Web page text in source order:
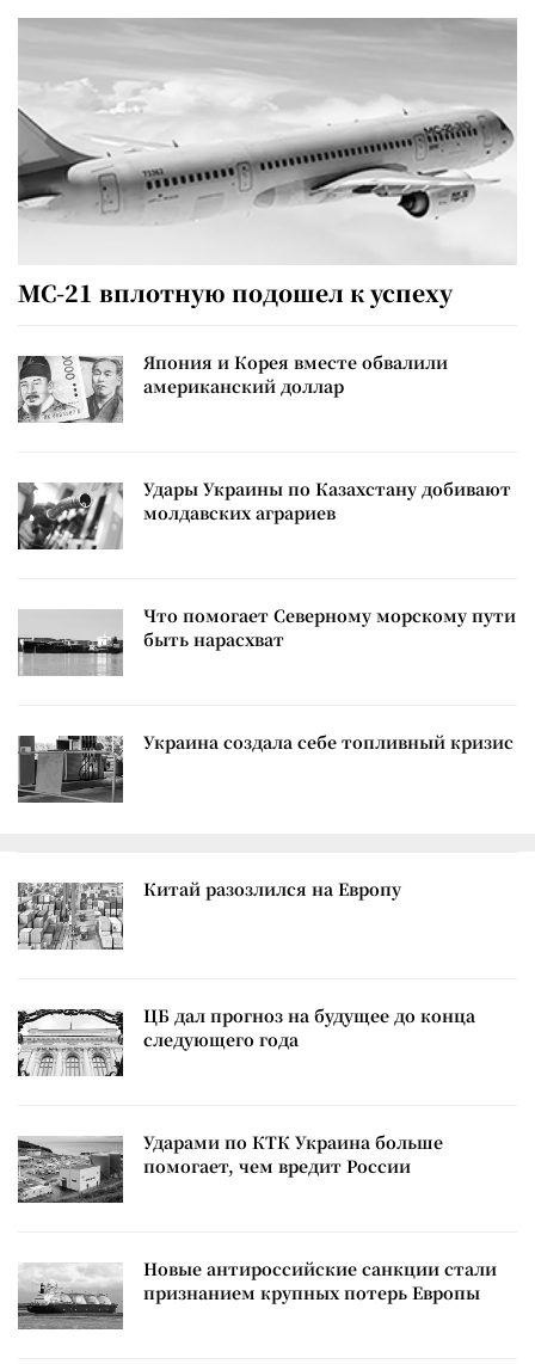
МС-21 вплотную подошел к успеху
Япония и Корея вместе обвалили
американский доллар
Удары Украины по Казахстану добивают
молдавских аграриев
Что помогает Северному морскому пути
быть нарасхват
Украина создала себе топливный кризис
Китай разозлился на Европу
ЦБ дал прогноз на будущее до конца
следующего года
Ударами по КТК Украина больше
помогает, чем вредит России
Новые антироссийские санкции стали
признанием крупных потерь Европы